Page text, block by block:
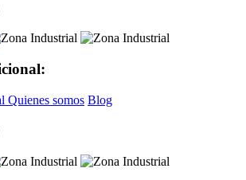
Quienes somos Blog